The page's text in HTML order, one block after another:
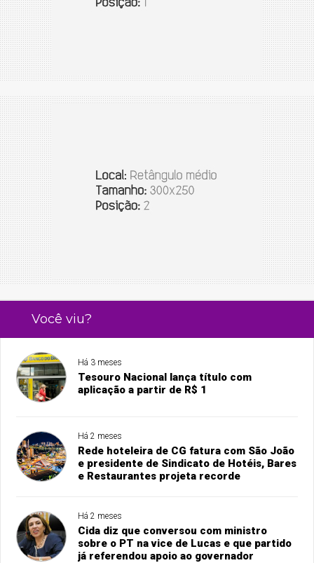
Você viu?
Há 3 meses
Tesouro Nacional lança título com
aplicação a partir de R$ 1
Há 2 meses
Rede hoteleira de CG fatura com São João
e presidente de Sindicato de Hotéis, Bares
e Restaurantes projeta recorde
Há 2 meses
Cida diz que conversou com ministro
sobre o PT na vice de Lucas e que partido
já referendou apoio ao governador